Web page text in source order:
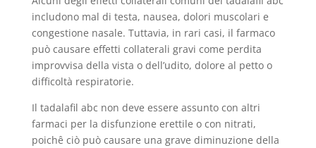
includono mal di testa, nausea, dolori muscolari e
congestione nasale. Tuttavia, in rari casi, il farmaco
può causare effetti collaterali gravi come perdita
improvvisa della vista o dell’udito, dolore al petto o
difficoltà respiratorie.
Il tadalafil abc non deve essere assunto con altri
farmaci per la disfunzione erettile o con nitrati,
poichê ciò può causare una grave diminuzione della